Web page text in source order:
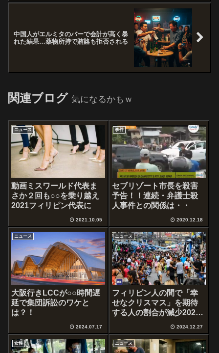
中国人がエルミタのバーで会計が高く暴
れた結果…薬物所持で賄賂も拒否される
関連ブログ 気になるかもｗ
ニュース
動画ミスワールド代表ま
さか２回も○○を乗り越え
2021フィリピン代表に
2021.10.05
事件
セブリゾート市長を殺害
予告！！連続・弁護士殺
人事件との関係は・・
2020.12.18
ニュース
大阪行きLCCが○○時間遅
延で集団訴訟のワケと
は？！
2024.07.17
ニュース
フィリピン人の間で「幸
せなクリスマス」を期待
する人の割合が減少2024
2024.12.27
女性 ニュース